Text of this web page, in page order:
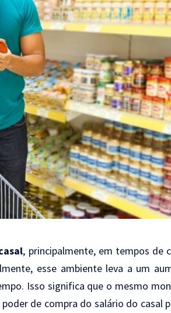
, principalmente, em tempos de
esse ambiente leva a um
Isso significa que o mesmo
de compra do salário do casal